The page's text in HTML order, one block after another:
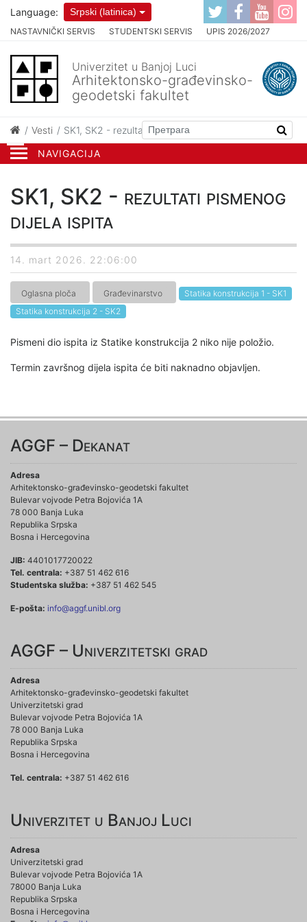
NAVIGACIJA
NASTAVNIČKI SERVIS STUDENTSKI SERVIS UPIS 2026/2027
Language: Srpski (latinica)
Univerzitet u Banjoj Luci
Arhitektonsko-građevinsko-
geodetski fakultet
Vesti SK1, SK2 - rezultati pismenog dijela ispita
SK1, SK2 - rezultati pismenog
dijela ispita
14. mart 2026. 22:06:00
Oglasna ploča Građevinarstvo
Statika konstrukcija 1 - SK1
Statika konstrukcija 2 - SK2
Pismeni dio ispita iz Statike konstrukcija 2 niko nije položio.
Termin završnog dijela ispita će biti naknadno objavljen.
AGGF – Dekanat
Adresa
Arhitektonsko-građevinsko-geodetski fakultet
Bulevar vojvode Petra Bojovića 1A
78 000 Banja Luka
Republika Srpska
Bosna i Hercegovina
JIB: 4401017720022
Tel. centrala: +387 51 462 616
Studentska služba: +387 51 462 545
E-pošta: info@aggf.unibl.org
AGGF – Univerzitetski grad
Adresa
Arhitektonsko-građevinsko-geodetski fakultet
Univerzitetski grad
Bulevar vojvode Petra Bojovića 1A
78 000 Banja Luka
Republika Srpska
Bosna i Hercegovina
Tel. centrala: +387 51 462 616
Univerzitet u Banjoj Luci
Adresa
Univerzitetski grad
Bulevar vojvode Petra Bojovića 1A
78000 Banja Luka
Republika Srpska
Bosna i Hercegovina